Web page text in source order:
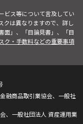
ビス等について言及してい
クは異なりますので、詳し
面」、「目論見書」、「目
ク・手数料などの重要事項
融商品取引業協会、一般社
、一般社団法人 資産運用業